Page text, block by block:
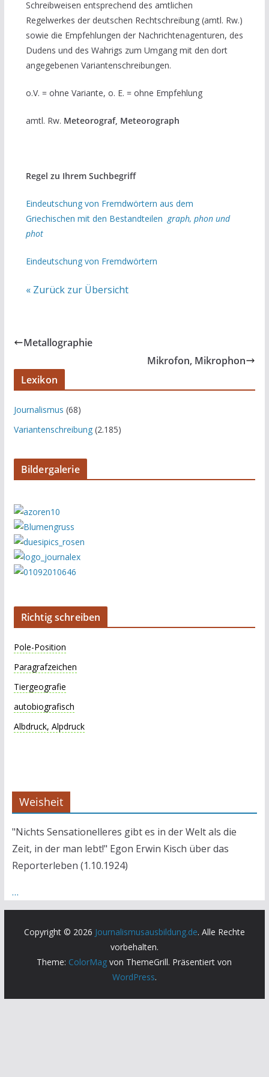
Schreibweisen entsprechend des amtlichen
Regelwerkes der deutschen Rechtschreibung (amtl. Rw.)
sowie die Empfehlungen der Nachrichtenagenturen, des
Dudens und des Wahrigs zum Umgang mit den dort
angegebenen Variantenschreibungen.
o.V. = ohne Variante, o. E. = ohne Empfehlung
amtl. Rw. Meteorograf, Meteorograph
Regel zu Ihrem Suchbegriff
Eindeutschung von Fremdwörtern aus dem
Griechischen mit den Bestandteilengraph, phon und
phot
Eindeutschung von Fremdwörtern
« Zurück zur Übersicht
Metallographie
Mikrofon, Mikrophon
Lexikon
Journalismus (68)
Variantenschreibung(2.185)
Bildergalerie
Richtig schreiben
Pole-Position
Paragrafzeichen
Tiergeografie
autobiografisch
Albdruck, Alpdruck
Weisheit
"Nichts Sensationelleres gibt es in der Welt als die
Zeit, in der man lebt!" Egon Erwin Kisch über das
Reporterleben (1.10.1924)
…
Copyright © 2026 Journalismusausbildung.de. Alle Rechte
vorbehalten.
Theme: ColorMag von ThemeGrill. Präsentiert von
WordPress.